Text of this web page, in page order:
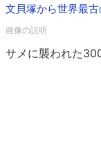
文貝塚から世界最
サメに襲われた